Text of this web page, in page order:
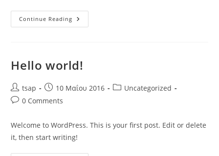
Continue Reading Ερυθρό
Ξηρό
Hello world!
Post
author:
tsap
Post
published:
10 Μαΐου 2016
PostUncategorized
Post0 Comments
Welcome to WordPress. This is your first post. Edit or delete
it, then start writing!